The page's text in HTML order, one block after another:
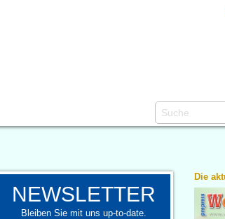
NEWSLETTER
Bleiben Sie mit uns up-to-date.
Die